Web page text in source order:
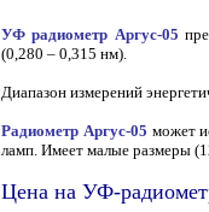
УФ радиометр Аргус-05
(0,280 – 0,315 нм).
Диапазон измерений
Радиометр Аргус-05 может
ламп. Имеет малые размеры
Цена на УФ-